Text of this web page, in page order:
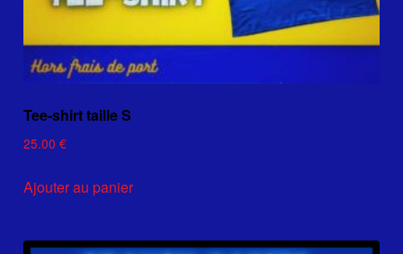
Tee-shirt taille S
25.00€
Ajouter au panier